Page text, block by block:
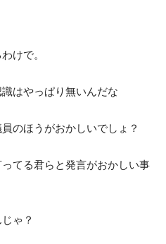
けで。
はやっぱり無いんだな
のほうがおかしいでしょ？
てる君らと発言がおかしい事
ゃ？